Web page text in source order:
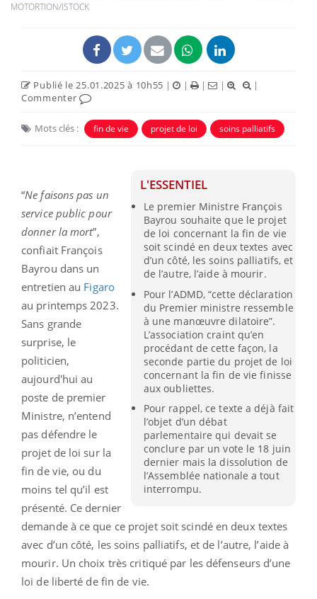
MOTORTION/ISTOCK
Publié le 25.01.2025 à 10h55 | | | |
|
Commenter
Mots clés : fin de vie projet de loi soins palliatifs
L'ESSENTIEL
Le premier Ministre François
Bayrou souhaite que le projet
de loi concernant la fin de vie
soit scindé en deux textes avec
d’un côté, les soins palliatifs, et
de l’autre, l’aide à mourir.
Pour l’ADMD, “cette déclaration
du Premier ministre ressemble
à une manœuvre dilatoire”.
L’association craint qu’en
procédant de cette façon, la
seconde partie du projet de loi
concernant la fin de vie finisse
aux oubliettes.
Pour rappel, ce texte a déjà fait
l’objet d’un débat
parlementaire qui devait se
conclure par un vote le 18 juin
dernier mais la dissolution de
l’Assemblée nationale a tout
interrompu.
“Ne faisons pas un
service public pour
donner la mort”,
confiait François
Bayrou dans un
entretien au Figaro
au printemps 2023.
Sans grande
surprise, le
politicien,
aujourd'hui au
poste de premier
Ministre, n’entend
pas défendre le
projet de loi sur la
fin de vie, ou du
moins tel qu’il est
présenté. Ce dernier
demande à ce que ce projet soit scindé en deux textes
avec d’un côté, les soins palliatifs, et de l’autre, l’aide à
mourir. Un choix très critiqué par les défenseurs d’une
loi de liberté de fin de vie.